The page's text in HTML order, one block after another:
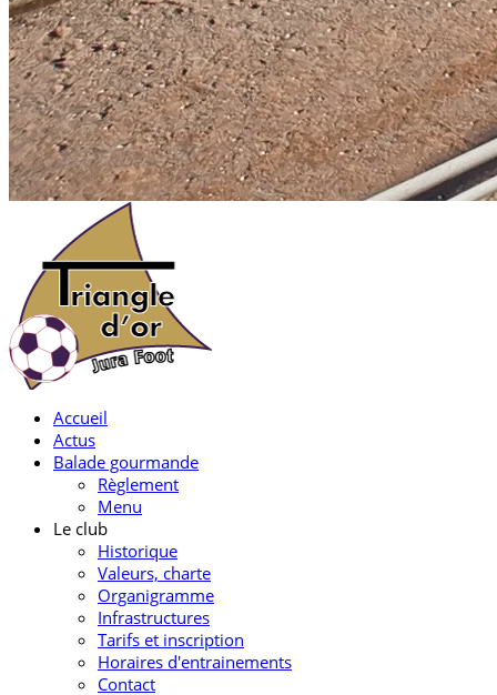
Accueil
Actus
Balade gourmande
Règlement
Menu
Le club
Historique
Valeurs, charte
Organigramme
Infrastructures
Tarifs et inscription
Horaires d'entrainements
Contact